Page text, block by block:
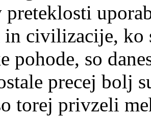
preteklosti
in civilizacije, ko
pohode, so
precej bolj
torej privzeli